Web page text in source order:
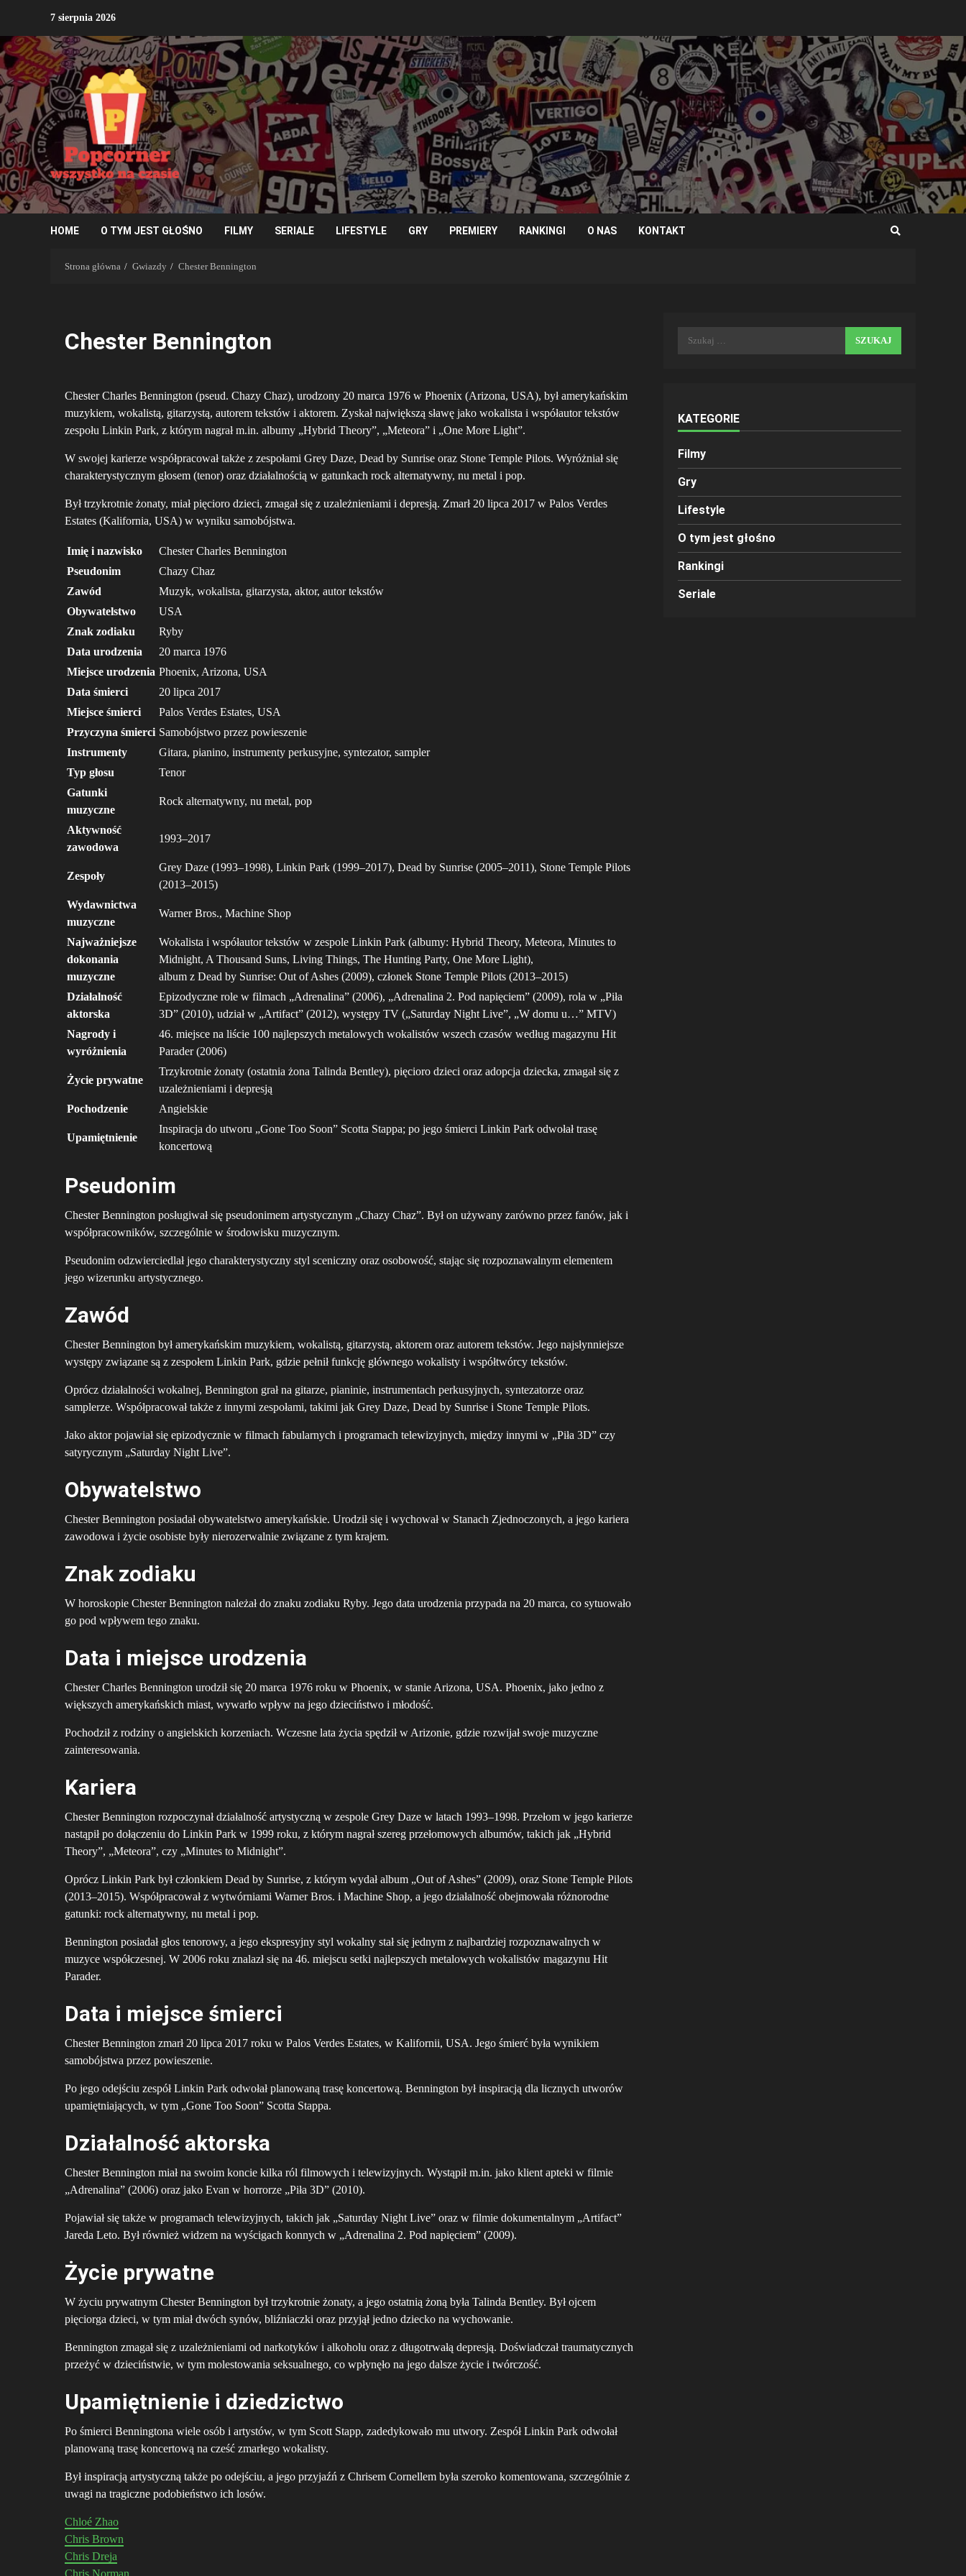
treści
7 sierpnia 2026
HOME O TYM JEST GŁOŚNO FILMY SERIALE LIFESTYLE GRY PREMIERY RANKINGI O NAS KONTAKT
Strona główna Gwiazdy Chester Bennington
Chester Bennington
Chester Charles Bennington (pseud. Chazy Chaz), urodzony 20 marca 1976 w Phoenix (Arizona, USA), był amerykańskim
muzykiem, wokalistą, gitarzystą, autorem tekstów i aktorem. Zyskał największą sławę jako wokalista i współautor tekstów
zespołu Linkin Park, z którym nagrał m.in. albumy „Hybrid Theory”, „Meteora” i „One More Light”.
W swojej karierze współpracował także z zespołami Grey Daze, Dead by Sunrise oraz Stone Temple Pilots. Wyróżniał się
charakterystycznym głosem (tenor) oraz działalnością w gatunkach rock alternatywny, nu metal i pop.
Był trzykrotnie żonaty, miał pięcioro dzieci, zmagał się z uzależnieniami i depresją. Zmarł 20 lipca 2017 w Palos Verdes
Estates (Kalifornia, USA) w wyniku samobójstwa.
Imię i nazwisko
Chester Charles Bennington
Pseudonim
Chazy Chaz
Zawód
Muzyk, wokalista, gitarzysta, aktor, autor tekstów
Obywatelstwo
USA
Znak zodiaku
Ryby
Data urodzenia
20 marca 1976
Miejsce urodzenia Phoenix, Arizona, USA
Data śmierci
20 lipca 2017
Miejsce śmierci
Palos Verdes Estates, USA
Przyczyna śmierci Samobójstwo przez powieszenie
Instrumenty
Gitara, pianino, instrumenty perkusyjne, syntezator, sampler
Typ głosu
Tenor
Gatunki
muzyczne
Rock alternatywny, nu metal, pop
Aktywność
zawodowa
1993–2017
Zespoły
Grey Daze (1993–1998), Linkin Park (1999–2017), Dead by Sunrise (2005–2011), Stone Temple Pilots
(2013–2015)
Wydawnictwa
muzyczne
Warner Bros., Machine Shop
Najważniejsze
dokonania
muzyczne
Wokalista i współautor tekstów w zespole Linkin Park (albumy: Hybrid Theory, Meteora, Minutes to
Midnight, A Thousand Suns, Living Things, The Hunting Party, One More Light),
album z Dead by Sunrise: Out of Ashes (2009), członek Stone Temple Pilots (2013–2015)
Działalność
aktorska
Epizodyczne role w filmach „Adrenalina” (2006), „Adrenalina 2. Pod napięciem” (2009), rola w „Piła
3D” (2010), udział w „Artifact” (2012), występy TV („Saturday Night Live”, „W domu u…” MTV)
Nagrody i
wyróżnienia
46. miejsce na liście 100 najlepszych metalowych wokalistów wszech czasów według magazynu Hit
Parader (2006)
Życie prywatne
Trzykrotnie żonaty (ostatnia żona Talinda Bentley), pięcioro dzieci oraz adopcja dziecka, zmagał się z
uzależnieniami i depresją
Pochodzenie
Angielskie
Upamiętnienie
Inspiracja do utworu „Gone Too Soon” Scotta Stappa; po jego śmierci Linkin Park odwołał trasę
koncertową
Pseudonim
Chester Bennington posługiwał się pseudonimem artystycznym „Chazy Chaz”. Był on używany zarówno przez fanów, jak i
współpracowników, szczególnie w środowisku muzycznym.
Pseudonim odzwierciedlał jego charakterystyczny styl sceniczny oraz osobowość, stając się rozpoznawalnym elementem
jego wizerunku artystycznego.
Zawód
Chester Bennington był amerykańskim muzykiem, wokalistą, gitarzystą, aktorem oraz autorem tekstów. Jego najsłynniejsze
występy związane są z zespołem Linkin Park, gdzie pełnił funkcję głównego wokalisty i współtwórcy tekstów.
Oprócz działalności wokalnej, Bennington grał na gitarze, pianinie, instrumentach perkusyjnych, syntezatorze oraz
samplerze. Współpracował także z innymi zespołami, takimi jak Grey Daze, Dead by Sunrise i Stone Temple Pilots.
Jako aktor pojawiał się epizodycznie w filmach fabularnych i programach telewizyjnych, między innymi w „Piła 3D” czy
satyrycznym „Saturday Night Live”.
Obywatelstwo
Chester Bennington posiadał obywatelstwo amerykańskie. Urodził się i wychował w Stanach Zjednoczonych, a jego kariera
zawodowa i życie osobiste były nierozerwalnie związane z tym krajem.
Znak zodiaku
W horoskopie Chester Bennington należał do znaku zodiaku Ryby. Jego data urodzenia przypada na 20 marca, co sytuowało
go pod wpływem tego znaku.
Data i miejsce urodzenia
Chester Charles Bennington urodził się 20 marca 1976 roku w Phoenix, w stanie Arizona, USA. Phoenix, jako jedno z
większych amerykańskich miast, wywarło wpływ na jego dzieciństwo i młodość.
Pochodził z rodziny o angielskich korzeniach. Wczesne lata życia spędził w Arizonie, gdzie rozwijał swoje muzyczne
zainteresowania.
Kariera
Chester Bennington rozpoczynał działalność artystyczną w zespole Grey Daze w latach 1993–1998. Przełom w jego karierze
nastąpił po dołączeniu do Linkin Park w 1999 roku, z którym nagrał szereg przełomowych albumów, takich jak „Hybrid
Theory”, „Meteora”, czy „Minutes to Midnight”.
Oprócz Linkin Park był członkiem Dead by Sunrise, z którym wydał album „Out of Ashes” (2009), oraz Stone Temple Pilots
(2013–2015). Współpracował z wytwórniami Warner Bros. i Machine Shop, a jego działalność obejmowała różnorodne
gatunki: rock alternatywny, nu metal i pop.
Bennington posiadał głos tenorowy, a jego ekspresyjny styl wokalny stał się jednym z najbardziej rozpoznawalnych w
muzyce współczesnej. W 2006 roku znalazł się na 46. miejscu setki najlepszych metalowych wokalistów magazynu Hit
Parader.
Data i miejsce śmierci
Chester Bennington zmarł 20 lipca 2017 roku w Palos Verdes Estates, w Kalifornii, USA. Jego śmierć była wynikiem
samobójstwa przez powieszenie.
Po jego odejściu zespół Linkin Park odwołał planowaną trasę koncertową. Bennington był inspiracją dla licznych utworów
upamiętniających, w tym „Gone Too Soon” Scotta Stappa.
Działalność aktorska
Chester Bennington miał na swoim koncie kilka ról filmowych i telewizyjnych. Wystąpił m.in. jako klient apteki w filmie
„Adrenalina” (2006) oraz jako Evan w horrorze „Piła 3D” (2010).
Pojawiał się także w programach telewizyjnych, takich jak „Saturday Night Live” oraz w filmie dokumentalnym „Artifact”
Jareda Leto. Był również widzem na wyścigach konnych w „Adrenalina 2. Pod napięciem” (2009).
Życie prywatne
W życiu prywatnym Chester Bennington był trzykrotnie żonaty, a jego ostatnią żoną była Talinda Bentley. Był ojcem
pięciorga dzieci, w tym miał dwóch synów, bliźniaczki oraz przyjął jedno dziecko na wychowanie.
Bennington zmagał się z uzależnieniami od narkotyków i alkoholu oraz z długotrwałą depresją. Doświadczał traumatycznych
przeżyć w dzieciństwie, w tym molestowania seksualnego, co wpłynęło na jego dalsze życie i twórczość.
Upamiętnienie i dziedzictwo
Po śmierci Benningtona wiele osób i artystów, w tym Scott Stapp, zadedykowało mu utwory. Zespół Linkin Park odwołał
planowaną trasę koncertową na cześć zmarłego wokalisty.
Był inspiracją artystyczną także po odejściu, a jego przyjaźń z Chrisem Cornellem była szeroko komentowana, szczególnie z
uwagi na tragiczne podobieństwo ich losów.
Chloé Zhao
Chris Brown
Chris Dreja
Szukaj:
KATEGORIE
Filmy
Gry
Lifestyle
O tym jest głośno
Rankingi
Seriale